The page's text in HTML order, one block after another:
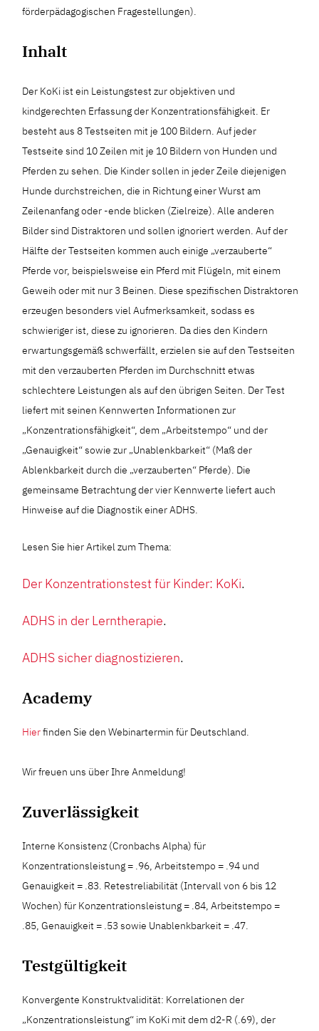
förderpädagogischen Fragestellungen).
Inhalt
Der KoKi ist ein Leistungstest zur objektiven und
kindgerechten Erfassung der Konzentrationsfähigkeit. Er
besteht aus 8 Testseiten mit je 100 Bildern. Auf jeder
Testseite sind 10 Zeilen mit je 10 Bildern von Hunden und
Pferden zu sehen. Die Kinder sollen in jeder Zeile diejenigen
Hunde durchstreichen, die in Richtung einer Wurst am
Zeilenanfang oder -ende blicken (Zielreize). Alle anderen
Bilder sind Distraktoren und sollen ignoriert werden. Auf der
Hälfte der Testseiten kommen auch einige „verzauberte“
Pferde vor, beispielsweise ein Pferd mit Flügeln, mit einem
Geweih oder mit nur 3 Beinen. Diese spezifischen Distraktoren
erzeugen besonders viel Aufmerksamkeit, sodass es
schwieriger ist, diese zu ignorieren. Da dies den Kindern
erwartungsgemäß schwerfällt, erzielen sie auf den Testseiten
mit den verzauberten Pferden im Durchschnitt etwas
schlechtere Leistungen als auf den übrigen Seiten. Der Test
liefert mit seinen Kennwerten Informationen zur
„Konzentrationsfähigkeit“, dem „Arbeitstempo“ und der
„Genauigkeit“ sowie zur „Unablenkbarkeit“ (Maß der
Ablenkbarkeit durch die „verzauberten“ Pferde). Die
gemeinsame Betrachtung der vier Kennwerte liefert auch
Hinweise auf die Diagnostik einer ADHS.
Lesen Sie hier Artikel zum Thema:
Der Konzentrationstest für Kinder: KoKi.
ADHS in der Lerntherapie.
ADHS sicher diagnostizieren.
Academy
Hierfinden Sie den Webinartermin für Deutschland.
Wir freuen uns über Ihre Anmeldung!
Zuverlässigkeit
Interne Konsistenz (Cronbachs Alpha) für
Konzentrationsleistung = .96, Arbeitstempo = .94 und
Genauigkeit = .83. Retestreliabilität (Intervall von 6 bis 12
Wochen) für Konzentrationsleistung = .84, Arbeitstempo =
.85, Genauigkeit = .53 sowie Unablenkbarkeit = .47.
Testgültigkeit
Konvergente Konstruktvalidität: Korrelationen der
„Konzentrationsleistung“ im KoKi mit dem d2-R (.69), der